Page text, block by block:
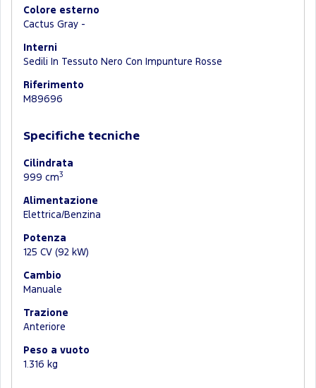
Colore esterno
Cactus Gray -
Interni
Sedili In Tessuto Nero Con Impunture Rosse
Riferimento
M89696
Specifiche tecniche
Cilindrata
999 cm3
Alimentazione
Elettrica/Benzina
Potenza
125 CV (92 kW)
Cambio
Manuale
Trazione
Anteriore
Peso a vuoto
1.316 kg